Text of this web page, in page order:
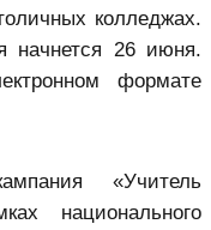
колледжах.
начнется 26 июня.
формате
«Учитель
национального